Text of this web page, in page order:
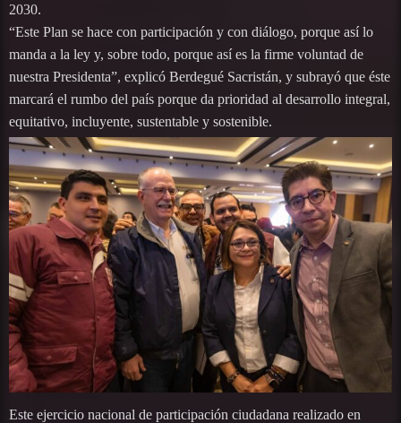
2030.
“Este Plan se hace con participación y con diálogo, porque así lo
manda a la ley y, sobre todo, porque así es la firme voluntad de
nuestra Presidenta”, explicó Berdegué Sacristán, y subrayó que éste
marcará el rumbo del país porque da prioridad al desarrollo integral,
equitativo, incluyente, sustentable y sostenible.
Este ejercicio nacional de participación ciudadana realizado en